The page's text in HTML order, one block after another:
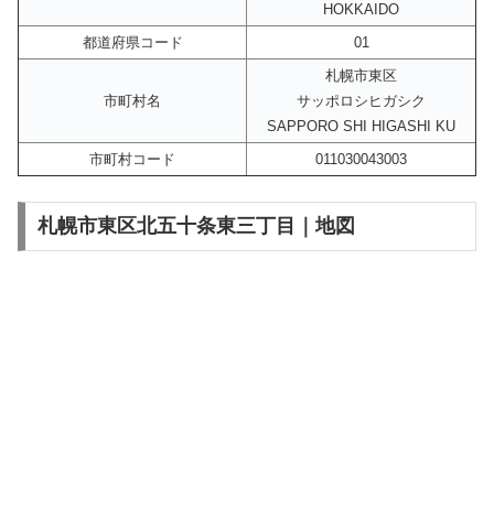
HOKKAIDO
都道府県コード
01
市町村名
札幌市東区
サッポロシヒガシク
SAPPORO SHI HIGASHI KU
市町村コード
011030043003
札幌市東区北五十条東三丁目｜地図